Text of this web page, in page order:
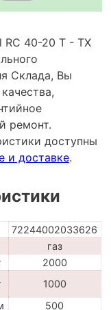
RC 40-20 T - TX
Склада, Вы
ремонт.
доступны
и доставке.
72244002033626
газ
2000
1000
500